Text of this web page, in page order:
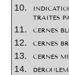
TRAITÉS
CERNES
CERNES
CERNES